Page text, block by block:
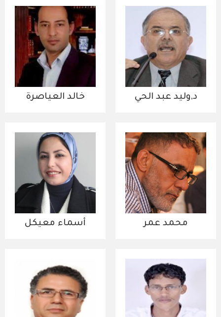
د,وليد عبد الحي خالد العياصرة
محمد عمر أسماء معيكل